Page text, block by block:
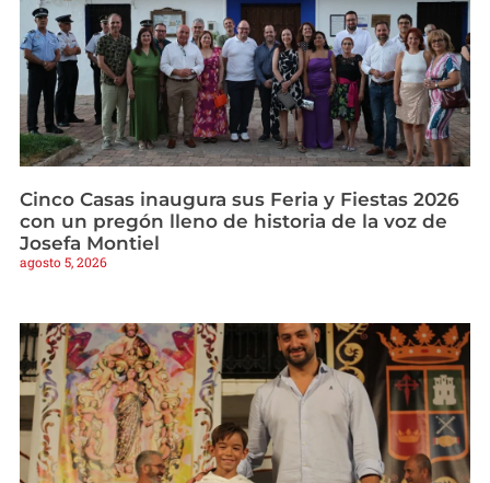
Cinco Casas inaugura sus Feria y Fiestas 2026
con un pregón lleno de historia de la voz de
Josefa Montiel
agosto 5, 2026